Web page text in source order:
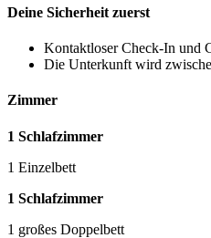
Deine Sicherheit zuerst
Kontaktloser Check-In und
Die Unterkunft wird
Zimmer
1 Schlafzimmer
1 Einzelbett
1 Schlafzimmer
1 großes Doppelbett